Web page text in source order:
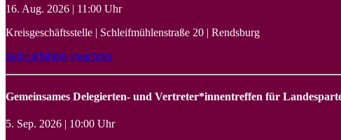
16. Aug. 2026 | 11:00 Uhr
Kreisgeschäftsstelle | Schleifmühlenstraße 20 | Rendsburg
mehr erfahren speichern
Gemeinsames Delegierten- und Vertreter*innentreffen für
5. Sep. 2026 | 10:00 Uhr